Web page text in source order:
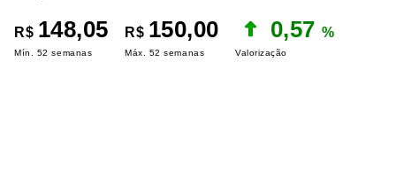
R$ 148,05
Mín. 52 semanas
R$ 150,00
Máx. 52 semanas
0,57%
Valorização